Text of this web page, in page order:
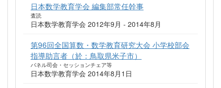
日本数学教育学会 編集部常任幹事
査読
日本数学教育学会 2012年9月 - 2014年8月
第96回全国算数・数学教育研究大会 小学校部会
指導助言者（於：鳥取県米子市）
パネル司会・セッションチェア等
日本数学教育学会 2014年8月1日